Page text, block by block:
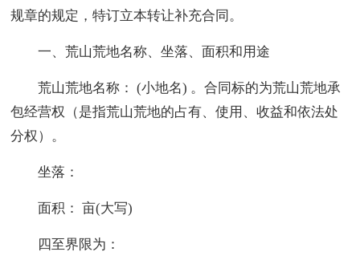
规章的规定，特订立本转让补充合同。
一、荒山荒地名称、坐落、面积和用途
荒山荒地名称： (小地名) 。合同标的为荒山荒地承
包经营权（是指荒山荒地的占有、使用、收益和依法处
分权）。
坐落：
面积： 亩(大写)
四至界限为：